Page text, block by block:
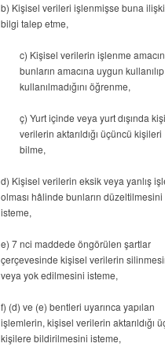
b) Kişisel verileri işlenmişse buna
bilgi talep etme,
c) Kişisel verilerin işlenme
bunların amacına uygun kullanılıp
kullanılmadığını öğrenme,
ç) Yurt içinde veya yurt dışında
verilerin aktarıldığı üçüncü kişileri
bilme,
d) Kişisel verilerin eksik veya yanlış
olması hâlinde bunların düzeltilmesini
isteme,
e) 7 nci maddede öngörülen şartlar
çerçevesinde kişisel verilerin
veya yok edilmesini isteme,
f) (d) ve (e) bentleri uyarınca yapılan
işlemlerin, kişisel verilerin aktarıldığı
kişilere bildirilmesini isteme,